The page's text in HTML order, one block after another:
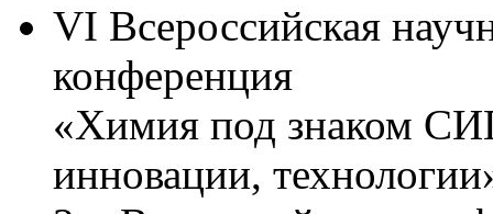
VI Всероссийская
конференция
«Химия под знаком
инновации,